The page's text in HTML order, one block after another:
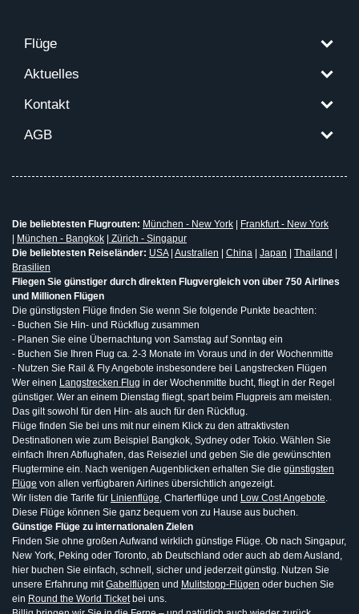
Flüge
Aktuelles
Kontakt
AGB
Die beliebtesten Flugrouten: München - New York
Frankfurt - New York
München - Bangkok
Zürich - Singapur
Die beliebtesten Reiseländer: USA| Australien China Japan Thailand
Brasilien
Fliegen Sie günstiger durch direkten Flugvergleich von über 750 Airlines
und Millionen Flügen
Die günstigsten Flüge finden Sie wenn Sie folgende Punkte beachten:
- Buchen Sie Hin- und Rückflug zusammen
- Planen Sie eine Übernachtung von Samstag auf Sonntag ein
- Buchen Sie Ihren Flug ca. 2-3 Monate im Voraus und in der Wochenmitte
- Nutzen Sie Rail & Fly Angebote insbesondere bei Langstrecken Flügen
Wer einen Langstrecken Flug in der Wochenmitte bucht, fliegt in der Regel
günstiger. Wer an einem Dienstag fliegt, spart beim Flugpreis am meisten.
Das gilt sowohl für den Hin- als auch für den Rückflug.
Flüge finden Sie bei uns mit nur einem Klick zu den attraktivsten
Destinationen wie zum Beispiel Bangkok, Sydney oder Tokio. Wählen Sie
einfach Ihren Abflughafen, das Reiseziel und geben Sie die gewünschten
Flugtermine ein. Nach wenigen Augenblicken erhalten Sie die günstigsten
Flüge von allen verfügbaren Airlines übersichtlich angezeigt.
Wir listen die Tarife für Linienflüge, Charterflüge und Low Cost Angebote.
Diese Flüge können Sie ganz bequem von zu Hause aus buchen.
Günstige Flüge zu internationalen Zielen
Finden Sie ohne großen Aufwand wirklich günstige Flüge. Ob nach Singapur,
New York, Peking oder Toronto, ab Deutschland oder auch ab dem Ausland,
hier buchen Sie einfach, schnell, sicher und jederzeit günstig. Nutzen Sie
unsere Erfahrung mitGabelflügen und Mulitstopp-Flügen oder buchen Sie
ein Round the World Ticketbei uns.